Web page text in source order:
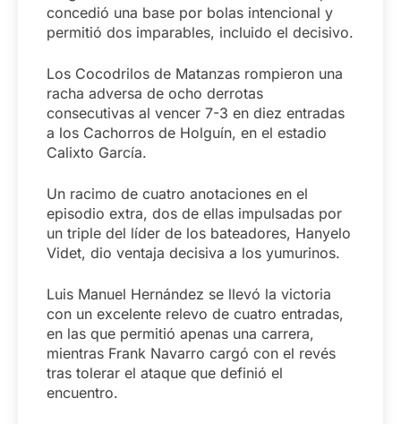
concedió una base por bolas intencional y
permitió dos imparables, incluido el decisivo.
Los Cocodrilos de Matanzas rompieron una
racha adversa de ocho derrotas
consecutivas al vencer 7-3 en diez entradas
a los Cachorros de Holguín, en el estadio
Calixto García.
Un racimo de cuatro anotaciones en el
episodio extra, dos de ellas impulsadas por
un triple del líder de los bateadores, Hanyelo
Videt, dio ventaja decisiva a los yumurinos.
Luis Manuel Hernández se llevó la victoria
con un excelente relevo de cuatro entradas,
en las que permitió apenas una carrera,
mientras Frank Navarro cargó con el revés
tras tolerar el ataque que definió el
encuentro.